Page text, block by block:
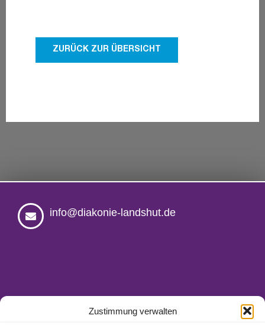
Zustimmung verwalten
ZURÜCK ZUR ÜBERSICHT
info@diakonie-landshut.de